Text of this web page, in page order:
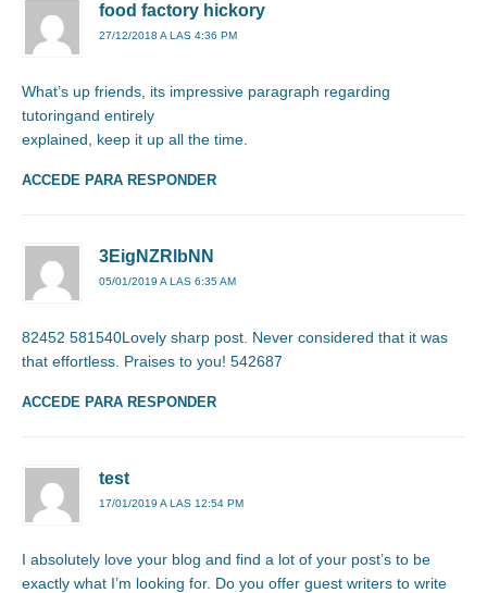
food factory hickory
27/12/2018 A LAS 4:36 PM
What’s up friends, its impressive paragraph regarding
tutoringand entirely
explained, keep it up all the time.
ACCEDE PARA RESPONDER
3EigNZRlbNN
05/01/2019 A LAS 6:35 AM
82452 581540Lovely sharp post. Never considered that it was
that effortless. Praises to you! 542687
ACCEDE PARA RESPONDER
test
17/01/2019 A LAS 12:54 PM
I absolutely love your blog and find a lot of your post’s to be
exactly what I’m looking for. Do you offer guest writers to write